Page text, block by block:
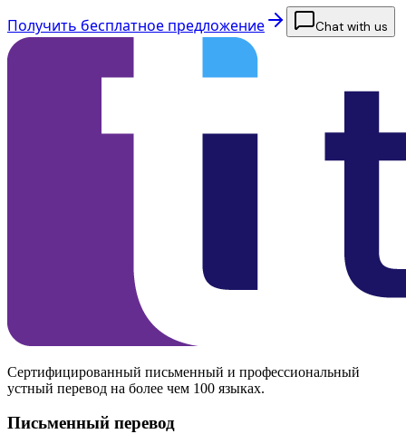
Получить бесплатное предложение Chat with us
Сертифицированный письменный и профессиональный
устный перевод на более чем 100 языках.
Письменный перевод